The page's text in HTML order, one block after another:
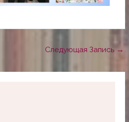
Следующая Запись→